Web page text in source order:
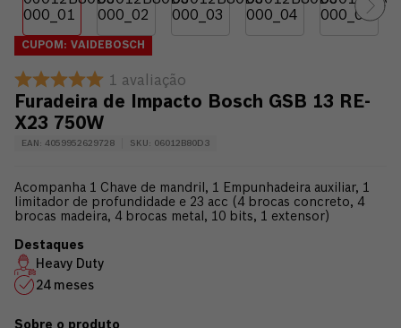
CUPOM: VAIDEBOSCH
1 avaliação
Furadeira de Impacto Bosch GSB 13 RE-
X23 750W
EAN : 4059952629728 SKU : 06012B80D3
Acompanha 1 Chave de mandril, 1 Empunhadeira auxiliar, 1
limitador de profundidade e 23 acc (4 brocas concreto, 4
brocas madeira, 4 brocas metal, 10 bits, 1 extensor)
Heavy Duty
24 meses